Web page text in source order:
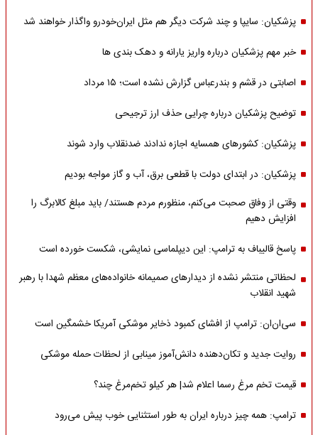
پزشکیان: سایپا و چند شرکت دیگر هم مثل ایران‌خودرو واگذار خواهند شد
خبر مهم پزشکیان درباره واریز یارانه و دهک بندی ها
اصابتی در قشم و بندرعباس گزارش نشده است؛ ۱۵ مرداد
توضیح پزشکیان درباره چرایی حذف ارز ترجیحی
پزشکیان: کشورهای همسایه اجازه ندادند ضدنقلاب وارد شوند
پزشکیان: در ابتدای دولت با قطعی برق، آب و گاز مواجه بودیم
وقتی از وفاق صحبت می‌کنم، منظورم مردم هستند/ باید مبلغ کالابرگ را
افزایش دهیم
پاسخ قالیباف به ترامپ: این دیپلماسی نمایشی، شکست خورده است
لحظاتی منتشر نشده از دیدارهای صمیمانه خانواده‌های معظم شهدا با رهبر
شهید انقلاب
سی‌ان‌ان: ترامپ از افشای کمبود ذخایر موشکی آمریکا خشمگین است
روایت جدید و تکان‌دهنده دانش‌آموز مینابی از لحظات حمله موشکی
قیمت تخم مرغ رسما اعلام شد| هر کیلو تخم‌مرغ چند؟
ترامپ: همه چیز درباره ایران به طور استثنایی خوب پیش می‌رود